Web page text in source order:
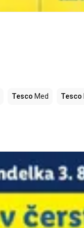
Tesco Med Tesco